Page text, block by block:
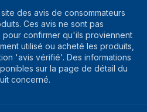
des avis de consommateurs
Ces avis ne sont pas
pour confirmer qu'ils proviennent
utilisé ou acheté les produits,
'avis vérifié'. Des informations
sur la page de détail du
concerné.